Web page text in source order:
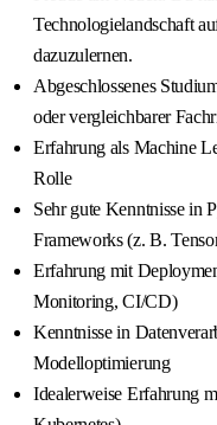
Technologielandschaft
dazuzulernen.
Abgeschlossenes
oder vergleichbarer
Erfahrung als Machine
Rolle
Sehr gute Kenntnisse in
Frameworks (z. B.
Erfahrung mit
Monitoring, CI/CD)
Kenntnisse in
Modelloptimierung
Idealerweise Erfahrung